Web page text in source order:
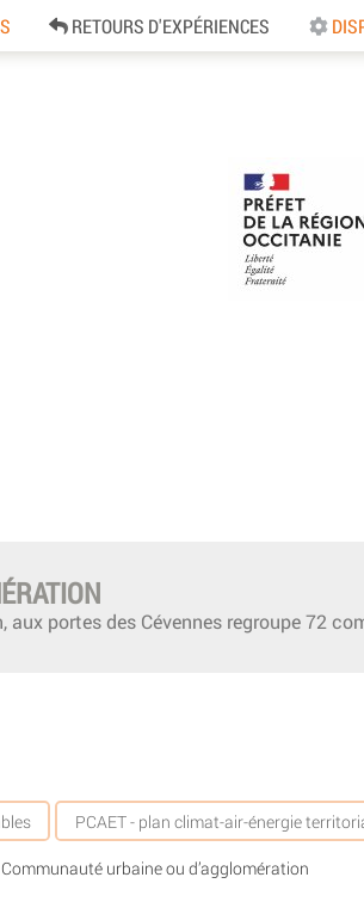
RETOURS D'EXPÉRIENCES
aux portes des Cévennes regroupe 72
PCAET - plan climat-air-énergie
urbaine ou d’agglomération